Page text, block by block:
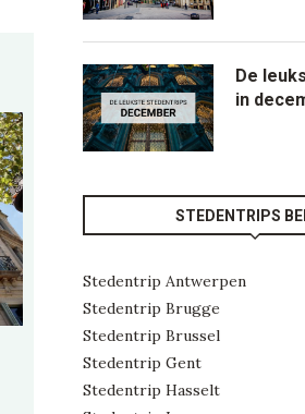
De
in
STEDENTRIPS
Stedentrip Antwerpen
Stedentrip Brugge
Stedentrip Brussel
Stedentrip Gent
Stedentrip Hasselt